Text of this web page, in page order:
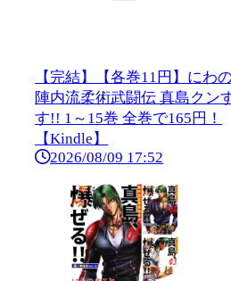
【完結】【各巻11円】にわ
陣内流柔術武闘伝 真島クン
す!! 1～15巻 全巻で165円！
【Kindle】
2026/08/09 17:52